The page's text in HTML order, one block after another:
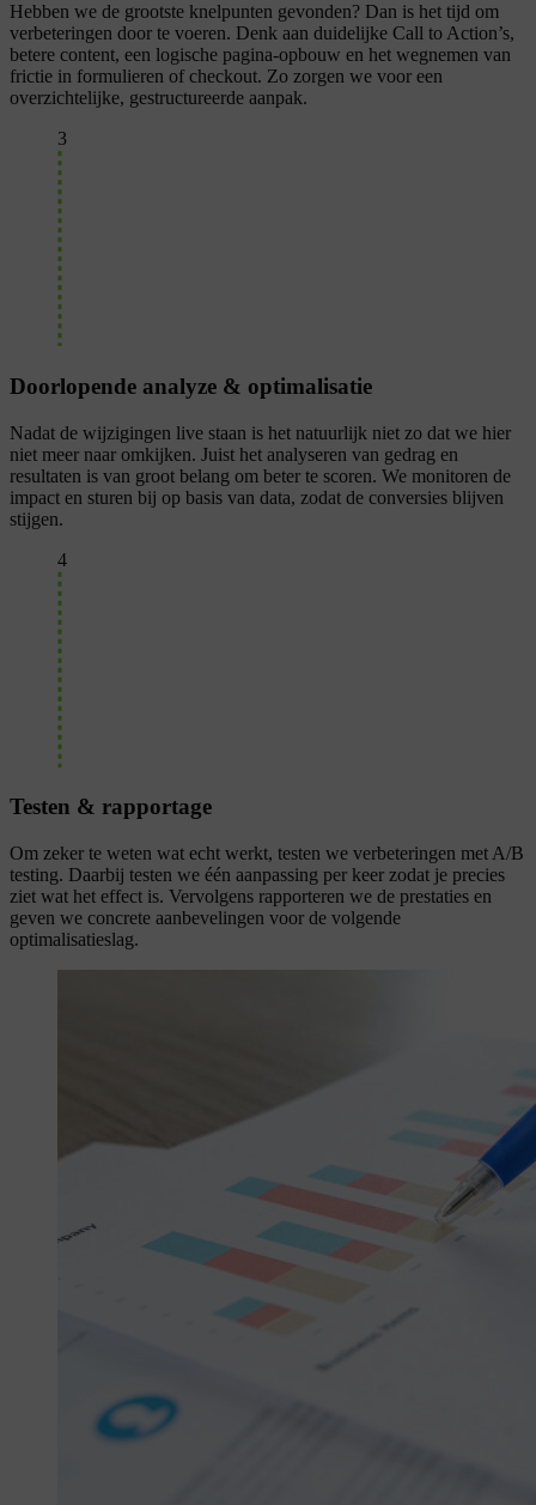
Hebben we de grootste knelpunten gevonden? Dan is het tijd om
verbeteringen door te voeren. Denk aan duidelijke Call to Action’s,
betere content, een logische pagina-opbouw en het wegnemen van
frictie in formulieren of checkout. Zo zorgen we voor een
overzichtelijke, gestructureerde aanpak.
3
Doorlopende analyze & optimalisatie
Nadat de wijzigingen live staan is het natuurlijk niet zo dat we hier
niet meer naar omkijken. Juist het analyseren van gedrag en
resultaten is van groot belang om beter te scoren. We monitoren de
impact en sturen bij op basis van data, zodat de conversies blijven
stijgen.
4
Testen & rapportage
Om zeker te weten wat echt werkt, testen we verbeteringen met A/B
testing. Daarbij testen we één aanpassing per keer zodat je precies
ziet wat het effect is. Vervolgens rapporteren we de prestaties en
geven we concrete aanbevelingen voor de volgende
optimalisatieslag.